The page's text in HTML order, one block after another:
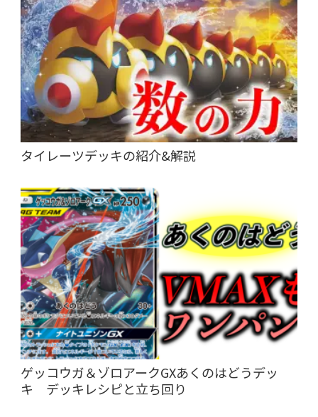
タイレーツデッキの紹介&解説
ゲッコウガ＆ゾロアークGXあくのはどうデッ
キ デッキレシピと立ち回り